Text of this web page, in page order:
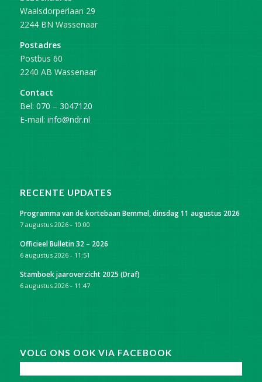
Waalsdorperlaan 29
2244 BN Wassenaar
Postadres
Postbus 60
2240 AB Wassenaar
Contact
Bel: 070 – 3047120
E-mail: info@ndr.nl
RECENTE UPDATES
Programma van de kortebaan Bemmel, dinsdag 11 augustus 2026
7 augustus 2026 - 10:00
Officieel Bulletin 32 – 2026
6 augustus 2026 - 11:51
Stamboek jaaroverzicht 2025 (Draf)
6 augustus 2026 - 11:47
VOLG ONS OOK VIA FACEBOOK